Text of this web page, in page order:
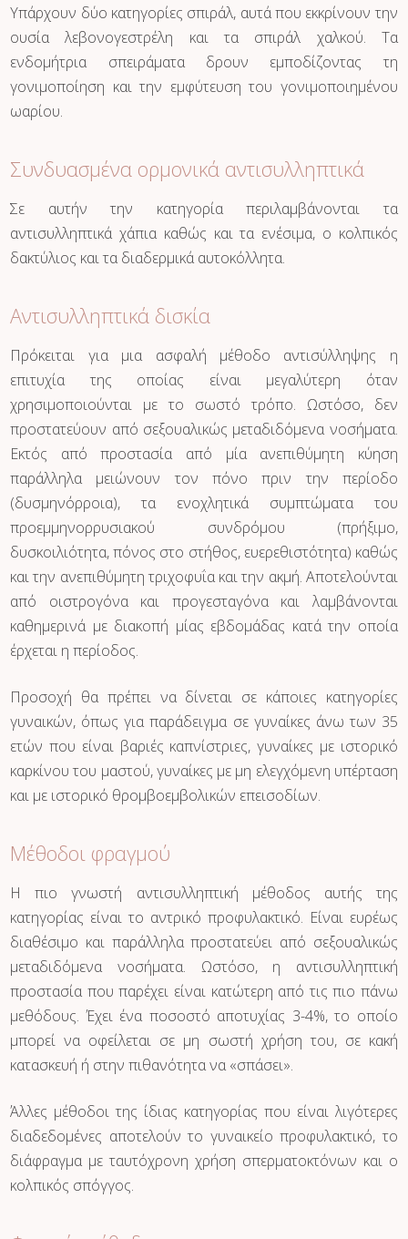
Υπάρχουν δύο κατηγορίες σπιράλ, αυτά που εκκρίνουν την
ουσία λεβονογεστρέλη και τα σπιράλ χαλκού. Τα
ενδομήτρια σπειράματα δρουν εμποδίζοντας τη
γονιμοποίηση και την εμφύτευση του γονιμοποιημένου
ωαρίου.
Συνδυασμένα ορμονικά αντισυλληπτικά
Σε αυτήν την κατηγορία περιλαμβάνονται τα
αντισυλληπτικά χάπια καθώς και τα ενέσιμα, ο κολπικός
δακτύλιος και τα διαδερμικά αυτοκόλλητα.
Αντισυλληπτικά δισκία
Πρόκειται για μια ασφαλή μέθοδο αντισύλληψης η
επιτυχία της οποίας είναι μεγαλύτερη όταν
χρησιμοποιούνται με το σωστό τρόπο. Ωστόσο, δεν
προστατεύουν από σεξουαλικώς μεταδιδόμενα νοσήματα.
Εκτός από προστασία από μία ανεπιθύμητη κύηση
παράλληλα μειώνουν τον πόνο πριν την περίοδο
(δυσμηνόρροια), τα ενοχλητικά συμπτώματα του
προεμμηνορρυσιακού συνδρόμου (πρήξιμο,
δυσκοιλιότητα, πόνος στο στήθος, ευερεθιστότητα) καθώς
και την ανεπιθύμητη τριχοφυΐα και την ακμή. Αποτελούνται
από οιστρογόνα και προγεσταγόνα και λαμβάνονται
καθημερινά με διακοπή μίας εβδομάδας κατά την οποία
έρχεται η περίοδος.
Προσοχή θα πρέπει να δίνεται σε κάποιες κατηγορίες
γυναικών, όπως για παράδειγμα σε γυναίκες άνω των 35
ετών που είναι βαριές καπνίστριες, γυναίκες με ιστορικό
καρκίνου του μαστού, γυναίκες με μη ελεγχόμενη υπέρταση
και με ιστορικό θρομβοεμβολικών επεισοδίων.
Μέθοδοι φραγμού
Η πιο γνωστή αντισυλληπτική μέθοδος αυτής της
κατηγορίας είναι το αντρικό προφυλακτικό. Είναι ευρέως
διαθέσιμο και παράλληλα προστατεύει από σεξουαλικώς
μεταδιδόμενα νοσήματα. Ωστόσο, η αντισυλληπτική
προστασία που παρέχει είναι κατώτερη από τις πιο πάνω
μεθόδους. Έχει ένα ποσοστό αποτυχίας 3-4%, το οποίο
μπορεί να οφείλεται σε μη σωστή χρήση του, σε κακή
κατασκευή ή στην πιθανότητα να «σπάσει».
Άλλες μέθοδοι της ίδιας κατηγορίας που είναι λιγότερες
διαδεδομένες αποτελούν το γυναικείο προφυλακτικό, το
διάφραγμα με ταυτόχρονη χρήση σπερματοκτόνων και ο
κολπικός σπόγγος.